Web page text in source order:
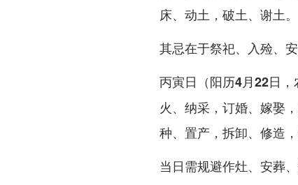
床、动土，破土、谢土。
其忌在于祭祀、入殓、
丙寅日（阳历4月22日，
火、纳采，订婚、嫁娶
种、置产，拆卸、修造，
当日需规避作灶、安葬